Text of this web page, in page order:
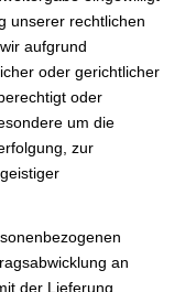
unserer rechtlichen
aufgrund
oder gerichtlicher
oder
um die
zur
an
der Lieferung